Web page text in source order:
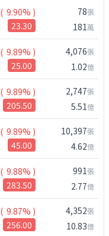
( 9.90% )
23.30
78張
181萬
( 9.89% )
25.00
4,076張
1.02億
( 9.89% )
205.50
2,747張
5.51億
( 9.89% )
45.00
10,397張
4.62億
( 9.88% )
283.50
991張
2.77億
( 9.87% )
256.00
4,352張
10.83億